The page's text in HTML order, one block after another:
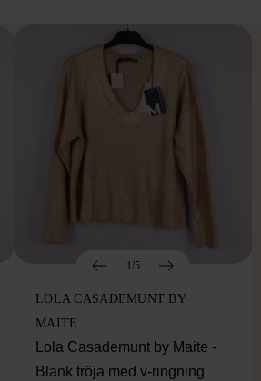
1/5
LOLA CASADEMUNT BY
MAITE
Lola Casademunt by Maite -
Blank tröja med v-ringning